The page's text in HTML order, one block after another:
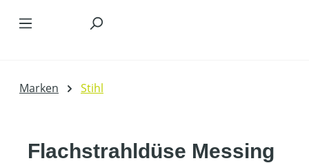
Marken Stihl
Flachstrahldüse Messing